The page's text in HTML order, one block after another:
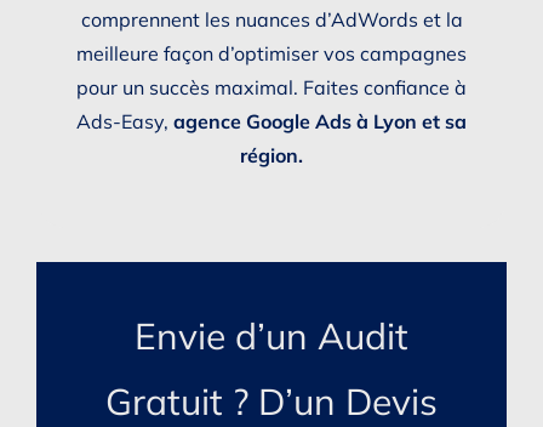
comprennent les nuances d’AdWords et la
meilleure façon d’optimiser vos campagnes
pour un succès maximal. Faites confiance à
Ads-Easy, agence Google Ads à Lyon et sa
région.
Envie d’un Audit
Gratuit ? D’un Devis